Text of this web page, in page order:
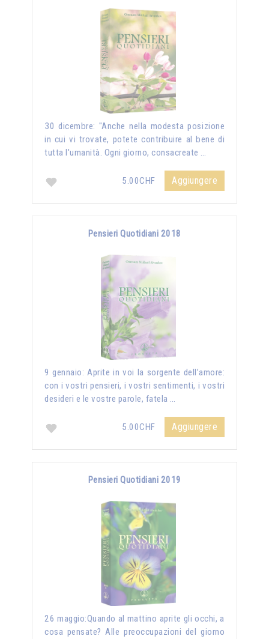
30 dicembre: "Anche nella modesta posizione
in cui vi trovate, potete contribuire al bene di
tutta l'umanità. Ogni giorno, consacreate …
5.00CHF Aggiungere
Pensieri Quotidiani 2018
9 gennaio: Aprite in voi la sorgente dell’amore:
con i vostri pensieri, i vostri sentimenti, i vostri
desideri e le vostre parole, fatela …
5.00CHF Aggiungere
Pensieri Quotidiani 2019
26 maggio:Quando al mattino aprite gli occhi, a
cosa pensate? Alle preoccupazioni del giorno